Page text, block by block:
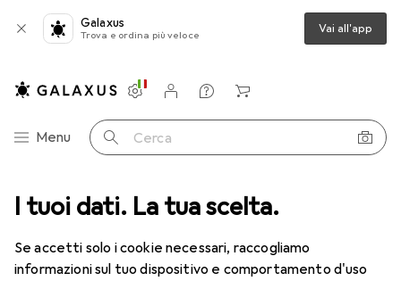
I tuoi dati. La tua scelta.
Se accetti solo i cookie necessari, raccogliamo
informazioni sul tuo dispositivo e comportamento d'uso
Galaxus
Trova e ordina più veloce Vai all'app
Categoria Navigazione
Menu Cerca
Impostazioni
Conto cliente
Liste di confronto
Liste dei desideri
Carrello
Sport Outdoor Scarpe da esterno
Catene per scarpe